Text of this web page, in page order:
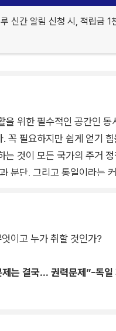
신간 알림 신청 시, 적립금 1
을 위한 필수적인 공간인 동
. 꼭 필요하지만 쉽게 얻기
는 것이 모든 국가의 주거
분단, 그리고 통일이라는
해 독일 제국 시기부터 현대
많은 사회적 논의를 바탕으
할을 해야 함을 제시한다.
이고 누가 취할 것인가?
제는 결국... 권력문제”-독